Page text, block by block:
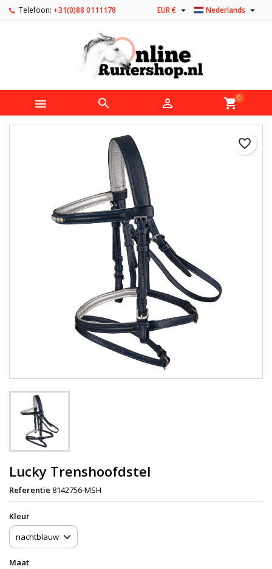
Telefoon: +31(0)88 0111178 Nederlands 
EUR € 
   shopping_cart0
favorite_border
Lucky Trenshoofdstel
Referentie 8142756-MSH
Kleur
Maat